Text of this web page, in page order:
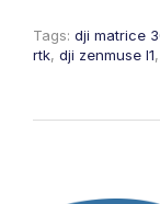
Tags: dji matrice
rtk, dji zenmuse l1,